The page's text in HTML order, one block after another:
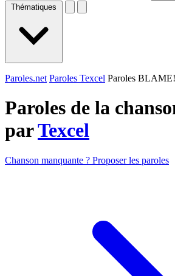
Thématiques
Paroles.net Paroles Texcel Paroles BLAME!
Paroles de la
parTexcel
Chanson manquante ? Proposer les paroles